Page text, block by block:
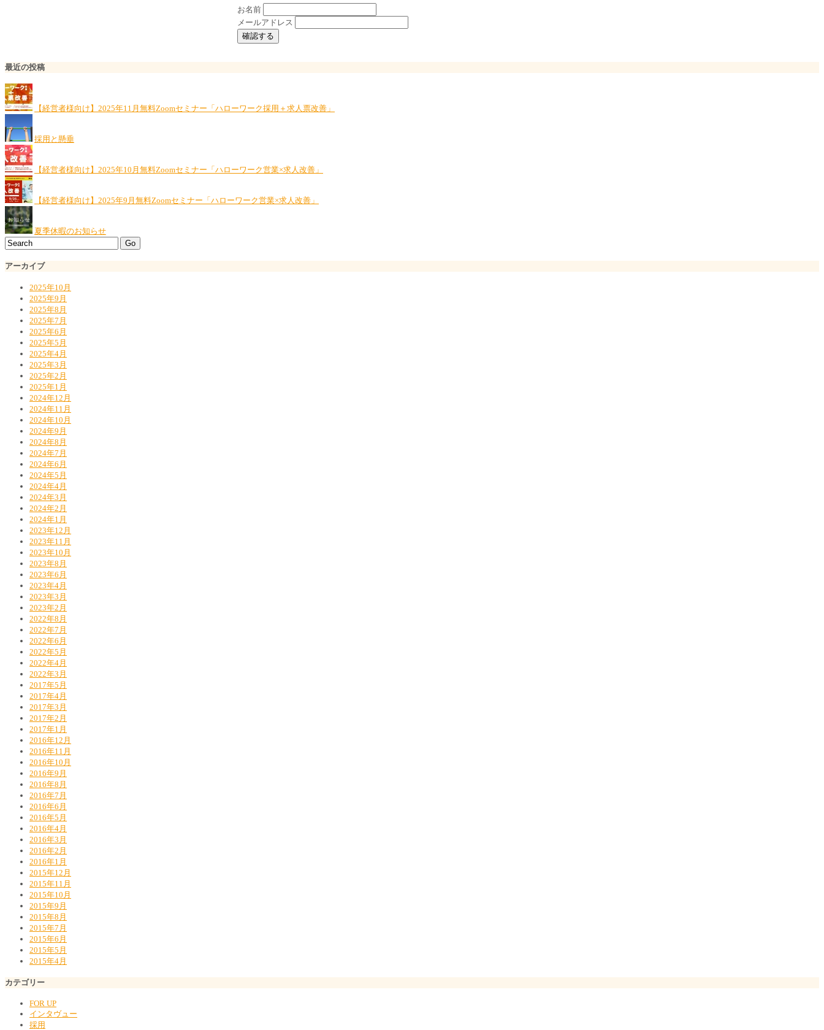
お名前
メールアドレス
最近の投稿
【経営者様向け】2025年11月無料Zoomセミナー「ハローワーク採用＋求人票改善」
採用と懸垂
【経営者様向け】2025年10月無料Zoomセミナー「ハローワーク営業×求人改善」
【経営者様向け】2025年9月無料Zoomセミナー「ハローワーク営業×求人改善」
夏季休暇のお知らせ
アーカイブ
2025年10月
2025年9月
2025年8月
2025年7月
2025年6月
2025年5月
2025年4月
2025年3月
2025年2月
2025年1月
2024年12月
2024年11月
2024年10月
2024年9月
2024年8月
2024年7月
2024年6月
2024年5月
2024年4月
2024年3月
2024年2月
2024年1月
2023年12月
2023年11月
2023年10月
2023年8月
2023年6月
2023年4月
2023年3月
2023年2月
2022年8月
2022年7月
2022年6月
2022年5月
2022年4月
2022年3月
2017年5月
2017年4月
2017年3月
2017年2月
2017年1月
2016年12月
2016年11月
2016年10月
2016年9月
2016年8月
2016年7月
2016年6月
2016年5月
2016年4月
2016年3月
2016年2月
2016年1月
2015年12月
2015年11月
2015年10月
2015年9月
2015年8月
2015年7月
2015年6月
2015年5月
2015年4月
カテゴリー
FOR UP
インタヴュー
採用